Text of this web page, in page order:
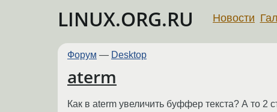
LINUX.ORG.RU Новости
Форум — Desktop
aterm
Как в aterm увеличить буффер текста? А то 2